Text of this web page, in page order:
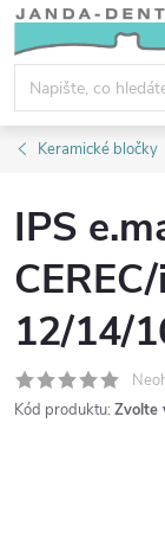
Přejít
obsah
Keramické bločky
IPS
12/14/
Kód produktu: Zvolte